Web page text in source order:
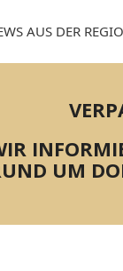
AUS DER
UM